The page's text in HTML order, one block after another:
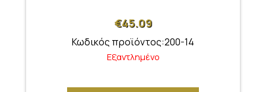
€45.09
Κωδικός προϊόντος:200-14
Εξαντλημένο